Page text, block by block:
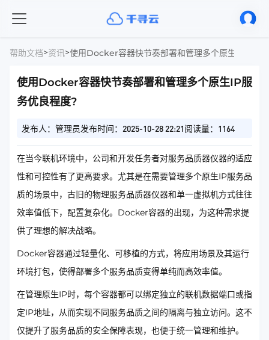
帮助文档>资讯>使用Docker容器快节奏部署和管理多个原生IP服务
使用Docker容器快节奏部署和管理多个原生IP服
务优良程度?
发布人：管理员发布时间：2025-10-28 22:21阅读量：1164
在当今联机环境中，公司和开发任务者对服务品质器仪器的适应
性和可控性有了更高要求。尤其是在需要管理多个原生IP服务品
质的场景中，古旧的物理服务品质器仪器和单一虚拟机方式往往
效率值低下，配置复杂化。Docker容器的出现，为这种需求提
供了理想的解决战略。
Docker容器通过轻量化、可移植的方式，将应用场景及其运行
环境打包，使得部署多个服务品质变得单纯而高效率值。
在管理原生IP时，每个容器都可以绑定独立的联机数据端口或指
定IP地址，从而实现不同服务品质之间的隔离与独立访问。这不
仅提升了服务品质的安全保障表现，也便于统一管理和维护。